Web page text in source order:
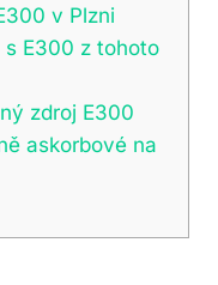
v Plzni
E300 z tohoto
zdroj E300
askorbové na